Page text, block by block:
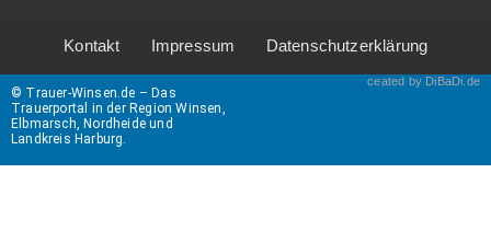
Kontakt Impressum Datenschutzerklärung
© Trauer-Winsen.de – Das
Trauerportal in der Region Winsen,
Elbmarsch, Nordheide und
Landkreis Harburg.
ceated by DiBaDi.de